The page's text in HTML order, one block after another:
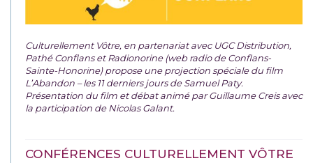
Culturellement Vôtre, en partenariat avec UGC Distribution,
Pathé Conflans et Radionorine (web radio de Conflans-
Sainte-Honorine) propose une projection spéciale du film
L’Abandon – les 11 derniers jours de Samuel Paty.
Présentation du film et débat animé par Guillaume Creis avec
la participation de Nicolas Galant.
CONFÉRENCES CULTURELLEMENT VÔTRE